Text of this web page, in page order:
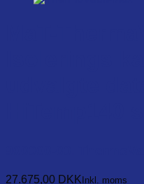
27.675,00 DKK Inkl. moms